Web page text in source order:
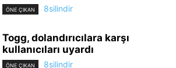
ÖNE ÇIKAN 8silindir
Togg, dolandırıcılara karşı
kullanıcıları uyardı
ÖNE ÇIKAN 8silindir